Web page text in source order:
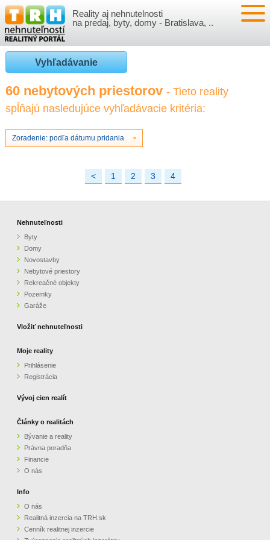
Reality aj nehnutelnosti
na predaj, byty, domy - Bratislava, ..
NEHNUTEĽNOSTI
BYTY
NOVOSTAVBY
NEBYTOVÉ PRIESTORY
GARÁŽE
VLOŽIŤ NEHNUTEĽNOSTI
PRIHLÁSENIE
REGISTRÁCIA
VÝVOJ CIEN REALÍT
ČLÁNKY O REALITÁCH
O NÁS
CENNÍK REALITNEJ INZERCIE
PARTNERI
OBCHODNÉ PODMIENKY
PRIPOMIENKY
Vyhľadávanie
60 nebytových priestorov - Tieto reality
spĺňajú nasledujúce vyhľadávacie kritéria:
Zoradenie: podľa dátumu pridania
< 1 2 3 4
Nehnuteľnosti
Byty
Domy
Novostavby
Nebytové priestory
Rekreačné objekty
Pozemky
Garáže
Vložiť nehnuteľnosti
Moje reality
Prihlásenie
Registrácia
Vývoj cien realít
Články o realitách
Bývanie a reality
Právna poradňa
Financie
O nás
Info
O nás
Realitná inzercia na TRH.sk
Cenník realitnej inzercie